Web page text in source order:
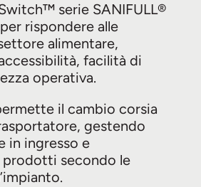
serie SANIFULL®
rispondere alle
alimentare,
facilità di
operativa.
il cambio corsia
gestendo
in ingresso e
prodotti secondo le